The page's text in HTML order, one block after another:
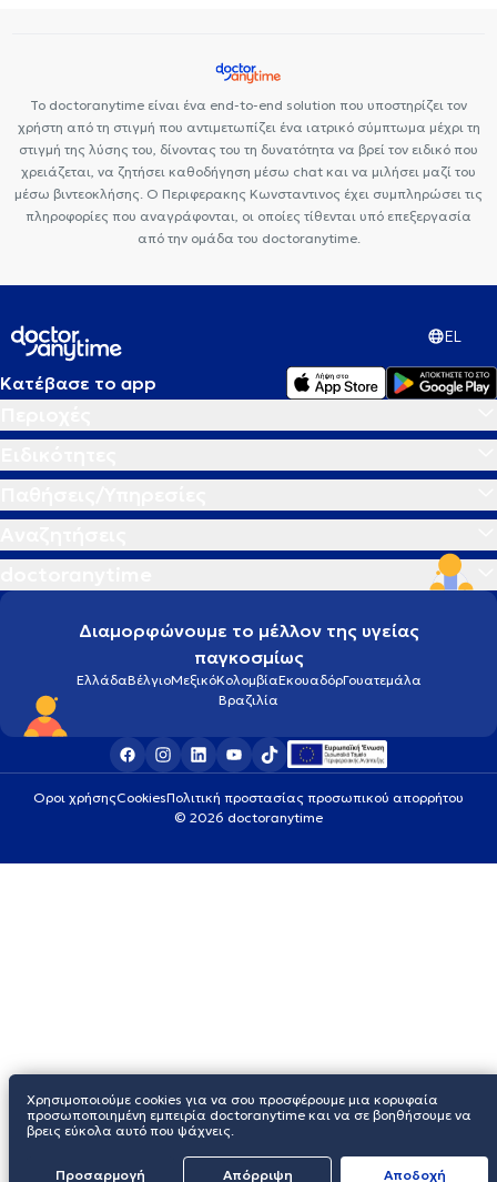
Το doctoranytime είναι ένα end-to-end solution που υποστηρίζει τον
χρήστη από τη στιγμή που αντιμετωπίζει ένα ιατρικό σύμπτωμα μέχρι τη
στιγμή της λύσης του, δίνοντας του τη δυνατότητα να βρεί τον ειδικό που
χρειάζεται, να ζητήσει καθοδήγηση μέσω chat και να μιλήσει μαζί του
μέσω βιντεοκλήσης. Ο Περιφερακης Κωνσταντινος έχει συμπληρώσει τις
πληροφορίες που αναγράφονται, οι οποίες τίθενται υπό επεξεργασία
από την ομάδα του doctoranytime.
EL
Κατέβασε το app
Διαμορφώνουμε το μέλλον της υγείας
παγκοσμίως
ΕλλάδαΒέλγιοΜεξικόΚολομβίαΕκουαδόρΓουατεμάλα
Βραζιλία
Οροι χρήσηςCookiesΠολιτική προστασίας προσωπικού απορρήτου
© 2026 doctoranytime
Χρησιμοποιούμε cookies για να σου προσφέρουμε μια κορυφαία
προσωποποιημένη εμπειρία doctoranytime και να σε βοηθήσουμε να
βρεις εύκολα αυτό που ψάχνεις.
Προσαρμογή Απόρριψη Aποδοχή